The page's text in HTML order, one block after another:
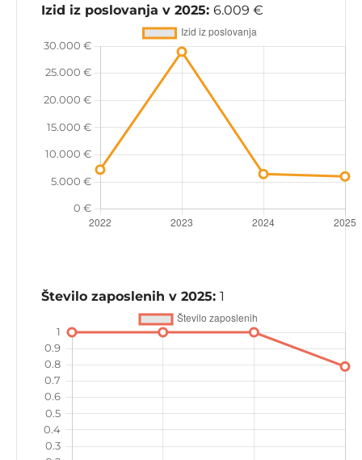
Izid iz poslovanja v 2025: 6.009 €
Število zaposlenih v 2025: 1